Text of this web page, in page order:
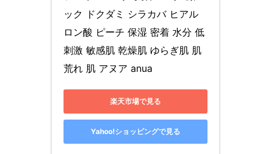
ック ドクダミ シラカバ ヒアル
ロン酸 ピーチ 保湿 密着 水分 低
刺激 敏感肌 乾燥肌 ゆらぎ肌 肌
荒れ 肌 アヌア anua
楽天市場で見る
Yahoo!ショッピングで見る